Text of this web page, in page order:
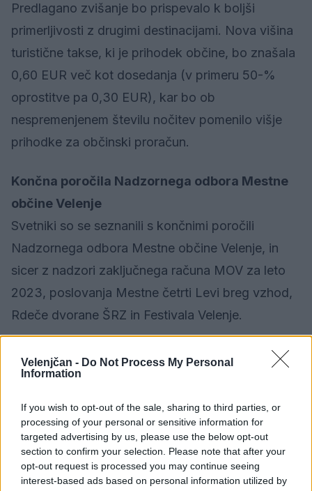
Velenjčan - Do Not Process My Personal
Information
If you wish to opt-out of the sale, sharing to third parties, or
processing of your personal or sensitive information for
targeted advertising by us, please use the below opt-out
section to confirm your selection. Please note that after your
opt-out request is processed you may continue seeing
interest-based ads based on personal information utilized by
Predlagano zvišanje bo prispevalo k boljši
primerljivosti z drugimi destinacijami. Nova višina
turistične takse, ki je prihodek občine, bo znašala
0,60 EUR več kot dosedanja (v primeru 50-%
oprostitve pa 0,30 EUR), kar bo ob
nespremenjenem številu nočitev pomenilo višje
prihodke za občinski proračun.
Končna poročila Nadzornega odbora Mestne
občine Velenje
Svetniki so se seznanili s končnimi poročili
Nadzornega odbora Mestne občine Velenje, in
sicer z nadzori zaključnega računa MOV za leto
2023, poslovanja Mestne četrti Levi breg vzhod,
Rdeče dvorane ŠRZ in Festivala Velenje.
SZJ MOV
KATEGORIJE